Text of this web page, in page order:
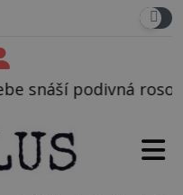
látka neznámého